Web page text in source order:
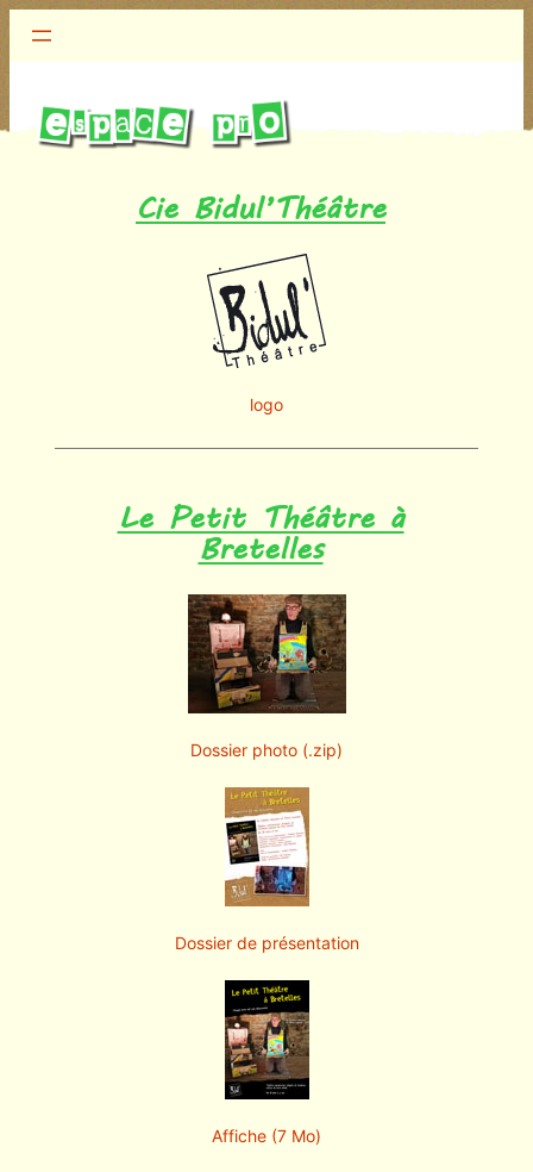
Cie Bidul’Théâtre
logo
Le Petit Théâtre à
Bretelles
Dossier photo (.zip)
Dossier de présentation
Affiche (7 Mo)